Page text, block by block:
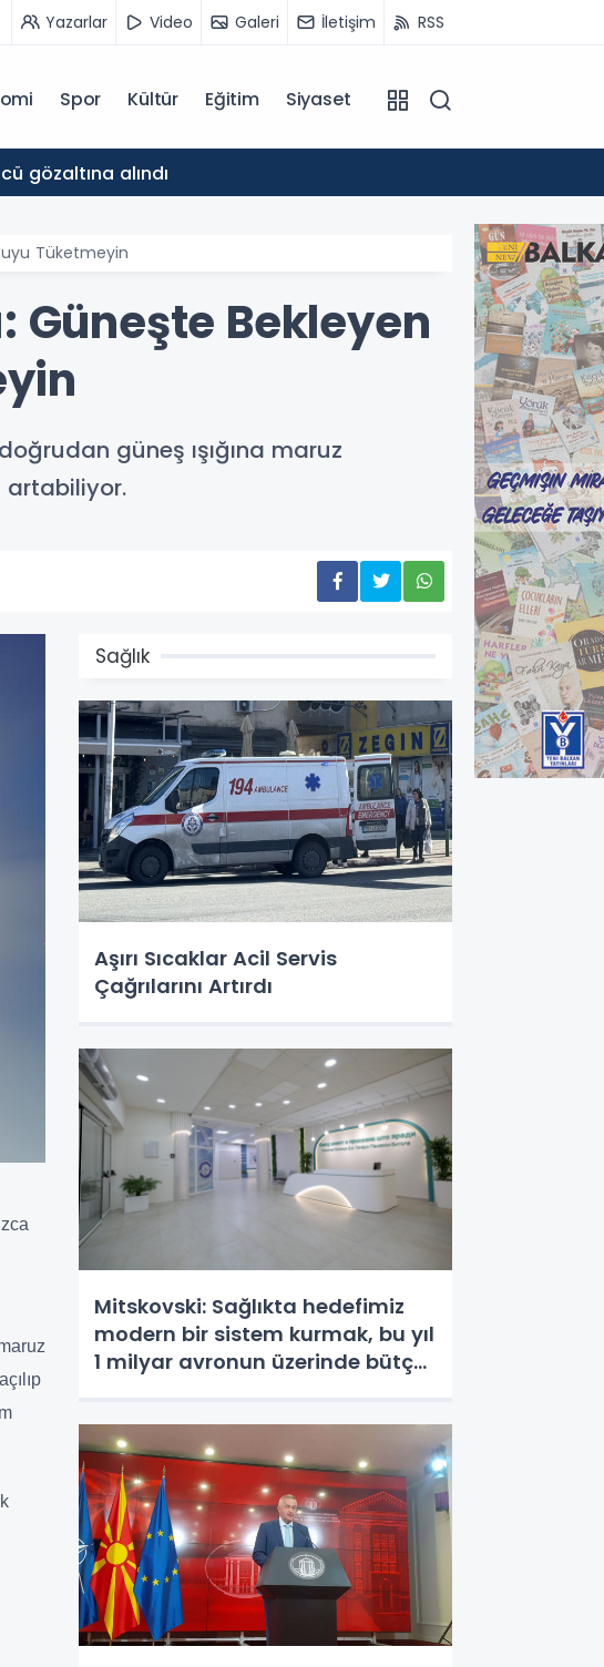
Yazarlar Video Galeri İletişim RSS
Spor Kültür Eğitim Siyaset
gözaltına alındı
Tüketmeyin
Güneşte Bekleyen
güneş ışığına maruz
artabiliyor.
Sağlık
Aşırı Sıcaklar Acil Servis
Çağrılarını Artırdı
Mitskovski: Sağlıkta hedefimiz
modern bir sistem kurmak, bu yıl
1 milyar avronun üzerinde bütçe